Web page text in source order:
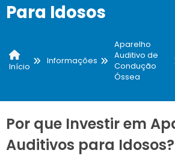
Para Idosos
Início
Informações
Aparelho
Auditivo de
Condução
Óssea
Por que Investir em
Auditivos para Idosos?